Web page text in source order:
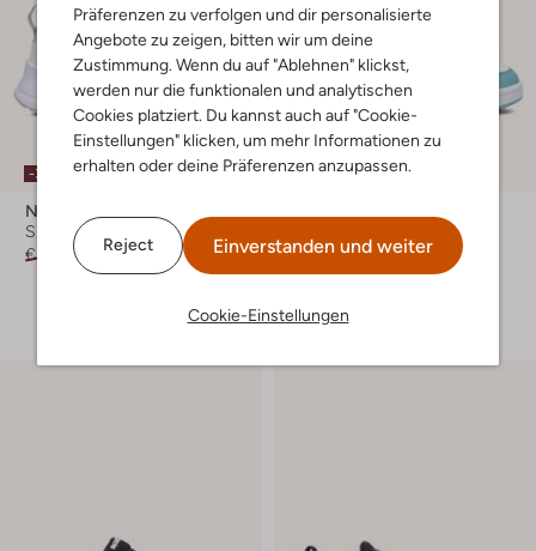
Präferenzen zu verfolgen und dir personalisierte
Angebote zu zeigen, bitten wir um deine
Zustimmung. Wenn du auf "Ablehnen" klickst,
werden nur die funktionalen und analytischen
Cookies platziert. Du kannst auch auf "Cookie-
Einstellungen" klicken, um mehr Informationen zu
erhalten oder deine Präferenzen anzupassen.
Reject Einverstanden und weiter
Cookie-Einstellungen
-30%
Nike
Sneaker Low
€ 99,95
€ 69,99
Letzter Artikel
-30%
€ 59,99 € 41,99